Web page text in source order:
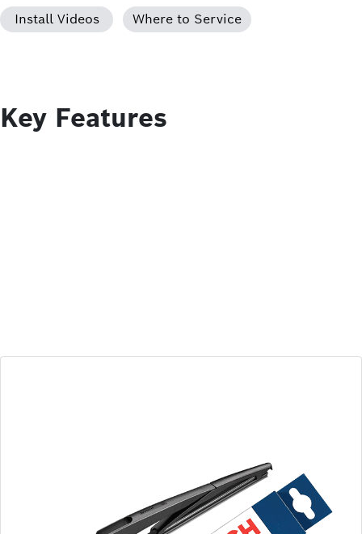
Install Videos Where to Service
Key Features